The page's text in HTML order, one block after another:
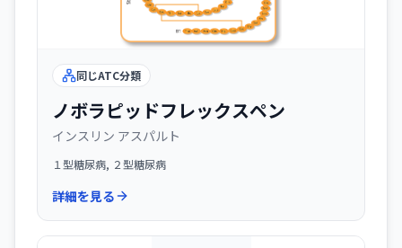
同じATC分類
ノボラピッドフレックスペン
インスリン アスパルト
１型糖尿病, ２型糖尿病
詳細を見る